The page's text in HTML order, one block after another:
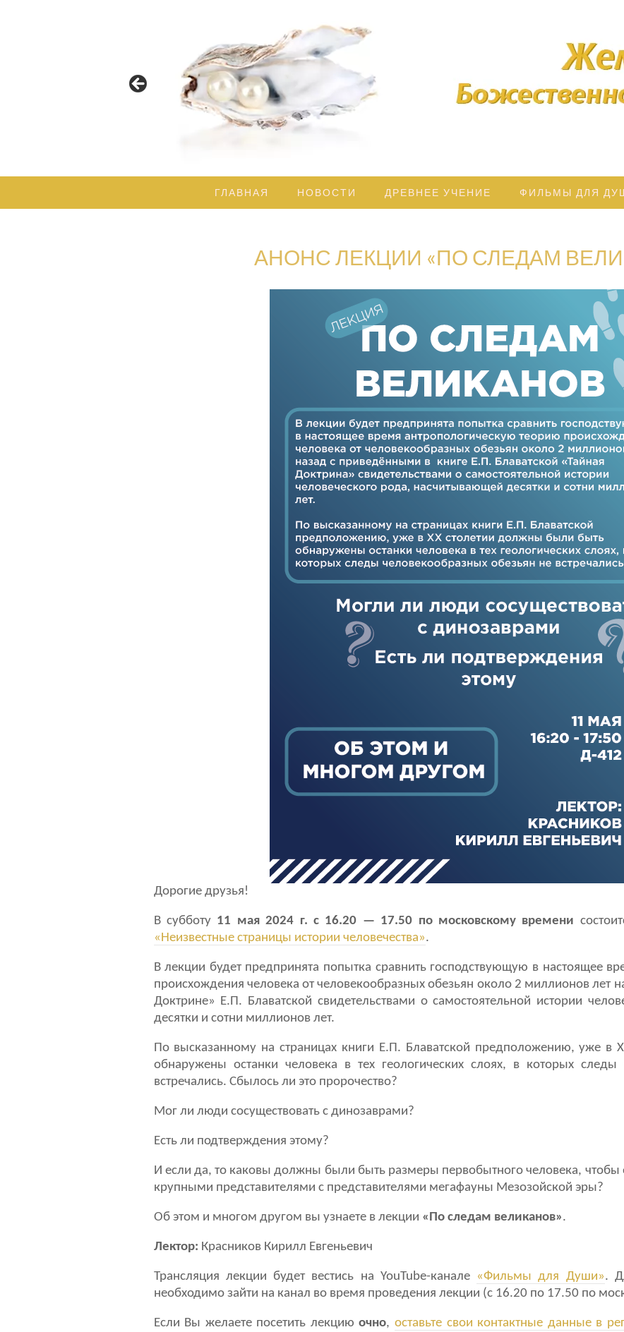
ГЛАВНАЯ НОВОСТИ ДРЕВНЕЕ УЧЕНИЕ ФИЛЬМЫ ДЛЯ
АНОНС ЛЕКЦИИ «ПО СЛЕДАМ
Дорогие друзья!
В субботу 11 мая 2024 г. с 16.20 — 17.50 по московскому времени
«Неизвестные страницы истории человечества».
В лекции будет предпринята попытка сравнить господствующую в настоящее
происхождения человека от человекообразных обезьян около 2 миллионов лет
Доктрине» Е.П. Блаватской свидетельствами о самостоятельной истории
десятки и сотни миллионов лет.
По высказанному на страницах книги Е.П. Блаватской предположению, уже в
обнаружены останки человека в тех геологических слоях, в которых следы
встречались. Сбылось ли это пророчество?
Мог ли люди сосуществовать с динозаврами?
Есть ли подтверждения этому?
И если да, то каковы должны были быть размеры первобытного человека, чтобы
крупными представителями с представителями мегафауны Мезозойской эры?
Об этом и многом другом вы узнаете в лекции «По следам великанов».
Лектор: Красников Кирилл Евгеньевич
Трансляция лекции будет вестись на YouTube-канале «Фильмы для Души».
необходимо зайти на канал во время проведения лекции (с 16.20 по 17.50 по
Если Вы желаете посетить лекциюочно, оставьте свои контактные данные в